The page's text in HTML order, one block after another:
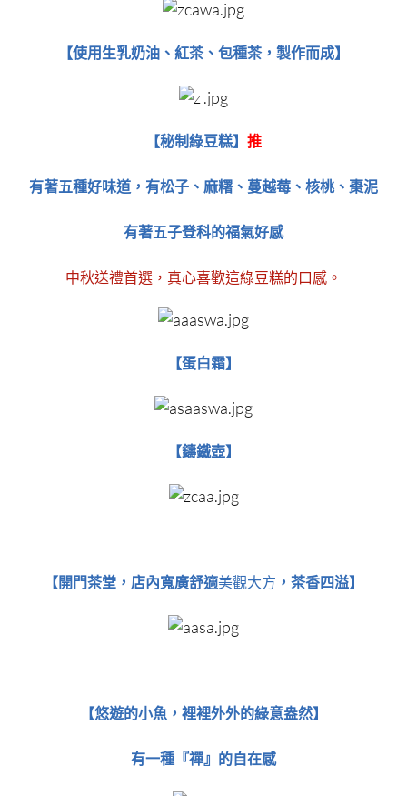
【使用生乳奶油、紅茶、包種茶，製作而成​​​​​​​】
【​​​​​​​秘制綠豆糕】 推
有著五種好味道，有松子、麻糬、蔓越莓、核桃、棗泥
有著五子登科的福氣好感
中秋送禮首選，真心喜歡這綠豆糕的口感。
【蛋白霜​​​​​​​】
【鑄鐵壺​​​​​​​】
【​​​​​​​開門茶堂，店內寬廣舒適美觀大方 ，茶香四溢】
【​​​​​​​悠遊的小魚，裡裡外外的綠意盎然】
有一種『禪』的自在感